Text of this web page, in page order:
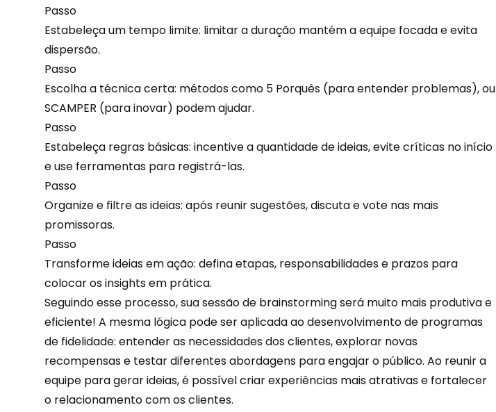
Passo
Estabeleça um tempo limite: limitar a duração mantém a equipe focada e evita
dispersão.
Passo
Escolha a técnica certa: métodos como 5 Porquês (para entender problemas), ou
SCAMPER (para inovar) podem ajudar.
Passo
Estabeleça regras básicas: incentive a quantidade de ideias, evite críticas no início
e use ferramentas para registrá-las.
Passo
Organize e filtre as ideias: após reunir sugestões, discuta e vote nas mais
promissoras.
Passo
Transforme ideias em ação: defina etapas, responsabilidades e prazos para
colocar osinsightsem prática.
Seguindo esse processo, sua sessão de brainstorming será muito mais produtiva e
eficiente! A mesma lógica pode ser aplicada ao desenvolvimento de programas
de fidelidade: entender as necessidades dos clientes, explorar novas
recompensase testar diferentes abordagens para engajar o público. Ao reunir a
equipe para gerar ideias, é possível criar experiências mais atrativas e fortalecer
o relacionamento com os clientes.